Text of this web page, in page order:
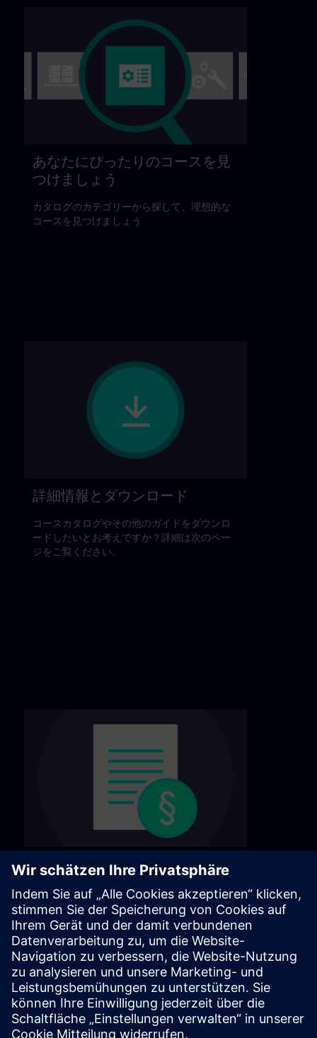
あなたにぴったりのコースを見
つけましょう
カタログのカテゴリーから探して、理想的な
コースを見つけましょう
詳細情報とダウンロード
コースカタログやその他のガイドをダウンロ
ードしたいとお考えですか？詳細は次のペー
ジをご覧ください。
利用規約
利用規約については、次のページをご覧くだ
さい。